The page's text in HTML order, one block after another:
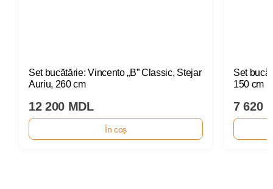
Set bucătărie: Vincento „B” Classic, Stejar
Auriu, 260 cm
12 200 MDL
În coș
Set
150 cm
7 620